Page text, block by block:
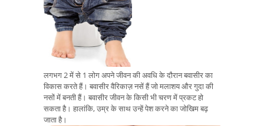
लगभग 2 में से 1 लोग अपने जीवन की अवधि के दौरान बवासीर का
विकास करते हैं। बवासीर वैरिकाज़ नसें हैं जो मलाशय और गुदा की
नसों में बनती हैं। बवासीर जीवन के किसी भी चरण में प्रकट हो
सकता है। हालांकि, उम्र के साथ उन्हें पेश करने का जोखिम बढ़
जाता है।